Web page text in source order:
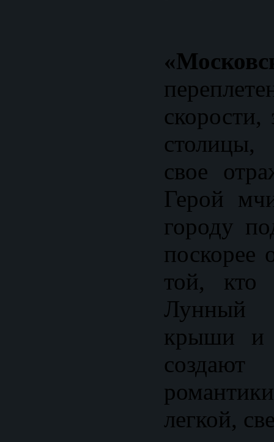
скорости,
свое
Герой
городу
поскорее
той, кто
Лунный
крыши и
легкой,